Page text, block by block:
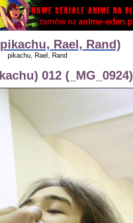
Rael, Rand)
pikachu, Rael, Rand
012 (_MG_0924)